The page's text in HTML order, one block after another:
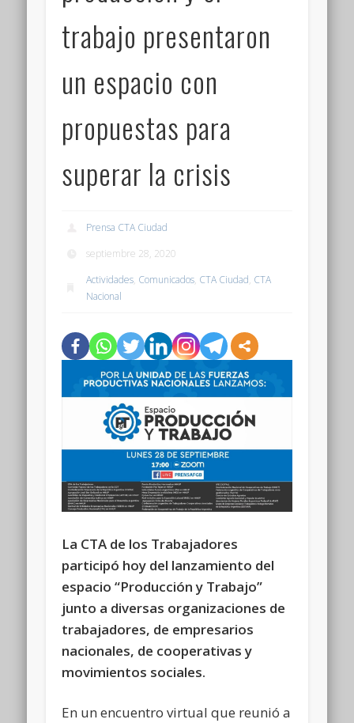
trabajo presentaron
un espacio con
propuestas para
superar la crisis
Prensa CTA Ciudad
septiembre 28, 2020
Actividades, Comunicados, CTA Ciudad, CTA
Nacional
La CTA de los Trabajadores
participó hoy del lanzamiento del
espacio “Producción y Trabajo”
junto a diversas organizaciones de
trabajadores, de empresarios
nacionales, de cooperativas y
movimientos sociales.
En un encuentro virtual que reunió a